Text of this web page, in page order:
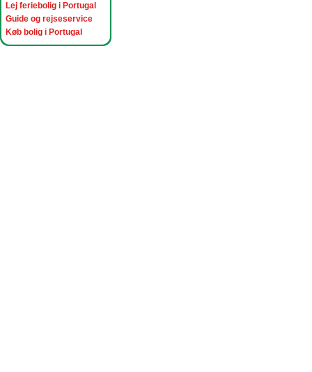
Lej feriebolig i Portugal
Guide og rejseservice
Køb bolig i Portugal